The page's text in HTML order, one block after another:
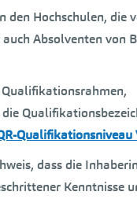
Hochschulen, die
Absolventen von
Qualifikationsniveau
dass die
Kenntnisse